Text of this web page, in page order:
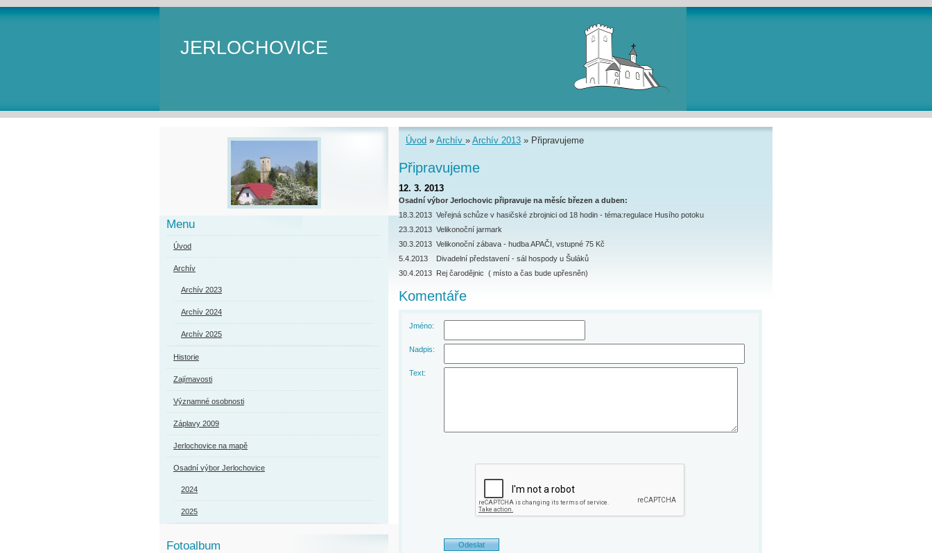
JERLOCHOVICE
Úvod » Archív » Archív 2013 » Připravujeme
Připravujeme
12. 3. 2013
Osadní výbor Jerlochovic připravuje na měsíc březen a duben:
18.3.2013 Veřejná schůze v hasičské zbrojnici od 18 hodin - téma:regulace Husího potoku
23.3.2013 Velikonoční jarmark
30.3.2013 Velikonoční zábava - hudba APAČI, vstupné 75 Kč
5.4.2013 Divadelní představení - sál hospody u Šuláků
30.4.2013 Rej čarodějnic ( místo a čas bude upřesněn)
Komentáře
Jméno:
Nadpis:
Text:
Menu
Úvod
Archív
Archív 2023
Archív 2024
Archív 2025
Historie
Zajímavosti
Významné osobnosti
Záplavy 2009
Jerlochovice na mapě
Osadní výbor Jerlochovice
2024
2025
Fotoalbum